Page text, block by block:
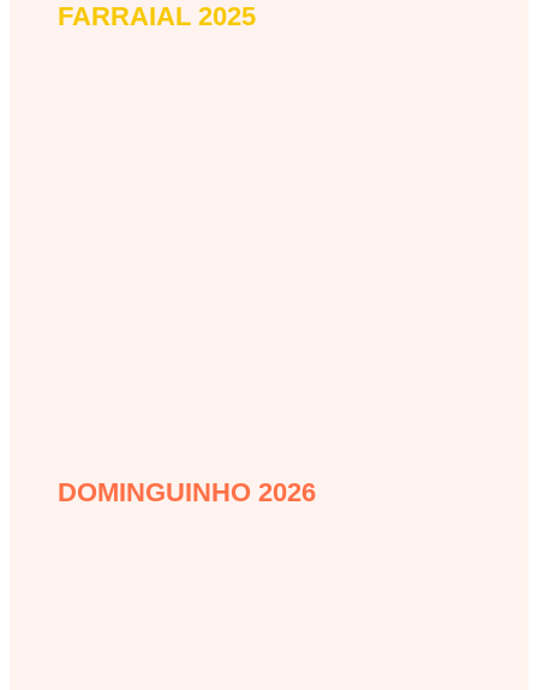
FARRAIAL 2025
farraial-2025
DOMINGUINHO 2026
dominguinho-2026